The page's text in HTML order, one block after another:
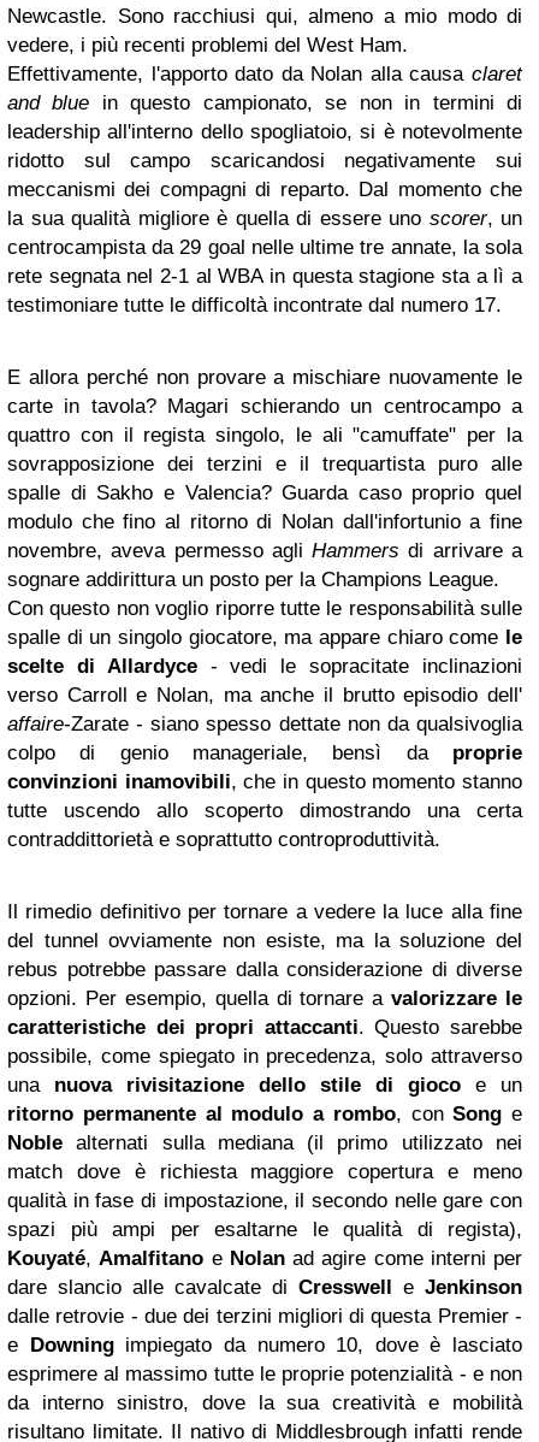
Newcastle. Sono racchiusi qui, almeno a mio modo di
vedere, i più recenti problemi del West Ham.
Effettivamente, l'apporto dato da Nolan alla causa claret
and blue in questo campionato, se non in termini di
leadership all'interno dello spogliatoio, si è notevolmente
ridotto sul campo scaricandosi negativamente sui
meccanismi dei compagni di reparto. Dal momento che
la sua qualità migliore è quella di essere uno scorer, un
centrocampista da 29 goal nelle ultime tre annate, la sola
rete segnata nel 2-1 al WBA in questa stagione sta a lì a
testimoniare tutte le difficoltà incontrate dal numero 17.
E allora perché non provare a mischiare nuovamente le
carte in tavola? Magari schierando un centrocampo a
quattro con il regista singolo, le ali "camuffate" per la
sovrapposizione dei terzini e il trequartista puro alle
spalle di Sakho e Valencia? Guarda caso proprio quel
modulo che fino al ritorno di Nolan dall'infortunio a fine
novembre, aveva permesso agliHammers di arrivare a
sognare addirittura un posto per la Champions League.
Con questo non voglio riporre tutte le responsabilità sulle
spalle di un singolo giocatore, ma appare chiaro come le
scelte di Allardyce- vedi le sopracitate inclinazioni
verso Carroll e Nolan, ma anche il brutto episodio dell'
affaire-Zarate - siano spesso dettate non da qualsivoglia
colpo di genio manageriale, bensì da proprie
convinzioni inamovibili, che in questo momento stanno
tutte uscendo allo scoperto dimostrando una certa
contraddittorietà e soprattutto controproduttività.
Il rimedio definitivo per tornare a vedere la luce alla fine
del tunnel ovviamente non esiste, ma la soluzione del
rebus potrebbe passare dalla considerazione di diverse
opzioni. Per esempio, quella di tornare avalorizzare le
caratteristiche dei propri attaccanti. Questo sarebbe
possibile, come spiegato in precedenza, solo attraverso
una nuova rivisitazione dello stile di gioco e un
ritorno permanente al modulo a rombo, conSong e
Noble alternati sulla mediana (il primo utilizzato nei
match dove è richiesta maggiore copertura e meno
qualità in fase di impostazione, il secondo nelle gare con
spazi più ampi per esaltarne le qualità di regista),
Kouyaté,Amalfitano e Nolanad agire come interni per
dare slancio alle cavalcate di Cresswell e Jenkinson
dalle retrovie - due dei terzini migliori di questa Premier -
e Downingimpiegato da numero 10, dove è lasciato
esprimere al massimo tutte le proprie potenzialità - e non
da interno sinistro, dove la sua creatività e mobilità
risultano limitate. Il nativo di Middlesbrough infatti rende